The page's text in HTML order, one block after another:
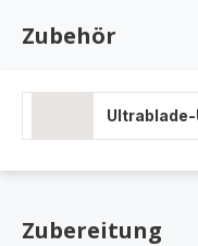
Zubehör
Zubereitung